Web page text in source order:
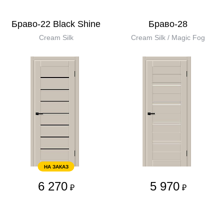
Браво-22 Black Shine
Cream Silk
НА ЗАКАЗ
6 270 ₽
Браво-28
Cream Silk / Magic Fog
5 970 ₽